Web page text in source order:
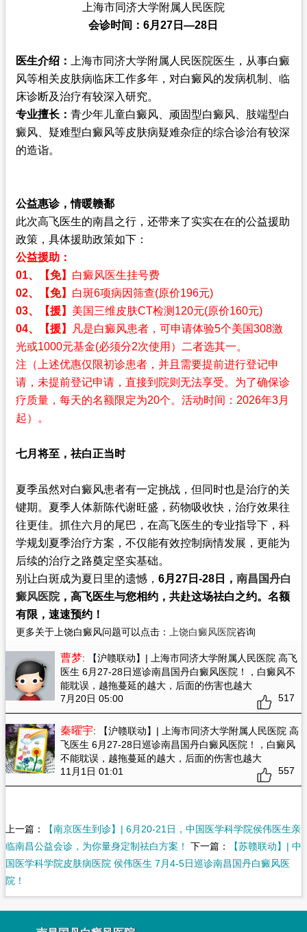
上海市同济大学附属人民医院
会诊时间：6月27日—28日
医生介绍：
上海市同济大学附属人民医院医生，从事白癜
风等相关皮肤病临床工作多年，对白癜风的发病机制、临
床诊断及治疗有较深入研究。
专业擅长： 青少年儿童白癜风、顽固型白癜风、肢端型白
癜风、疑难型白癜风等皮肤病疑难杂症的综合诊治有较深
的造诣。
公益惠诊，情暖赣鄱
此次高飞医生的南昌之行，还带来了实实在在的公益援助
政策，具体援助政策如下：
公益援助：
01、【免】 白癜风医生挂号费
02、【免】 白斑6项病因筛查(原价196元)
03、【援】 美国三维皮肤CT检测120元(原价160元)
04、【援】
凡是白癜风患者，可申请体验5个美国308激
光或1000元基金(必须分2次使用）二者选其一。
注（上述优惠仅限初诊患者，并且需要提前进行登记申
请，未提前登记申请，直接到院则无法享受。为了确保诊
疗质量，每天的名额限定为20个。活动时间：2026年3月
起）。
七月将至，祛白正当时
夏季虽然对白癜风患者有一定挑战，但同时也是治疗的关
键期。夏季人体新陈代谢旺盛，药物吸收快，治疗效果往
往更佳。抓住六月的尾巴，在高飞医生的专业指导下，科
学规划夏季治疗方案，不仅能有效控制病情发展，更能为
后续的治疗之路奠定坚实基础。
别让白斑成为夏日里的遗憾， 6月27日-28日， 南昌国丹白
癜风医院，高飞医生与您相约，共赴这场祛白之约。名额
有限，速速预约！
更多关于上饶白癜风问题可以点击： 上饶白癜风医院咨询
曹梦: 【沪赣联动】| 上海市同济大学附属人民医院 高飞
医生 6月27-28日巡诊南昌国丹白癜风医院！
，白癜风不
能耽误，越拖蔓延的越大，后面的伤害也越大
7月20日 05:00
517
秦曜宇: 【沪赣联动】| 上海市同济大学附属人民医院 高
飞医生 6月27-28日巡诊南昌国丹白癜风医院！
，白癜风
不能耽误，越拖蔓延的越大，后面的伤害也越大
11月1日 01:01
557
上一篇：
【南京医生到诊】| 6月20-21日，中国医学科学院侯伟医生亲
临南昌公益会诊，为你量身定制祛白方案！
下一篇：
【苏赣联动】| 中
国医学科学院皮肤病医院 侯伟医生 7月4-5日巡诊南昌国丹白癜风医
院！